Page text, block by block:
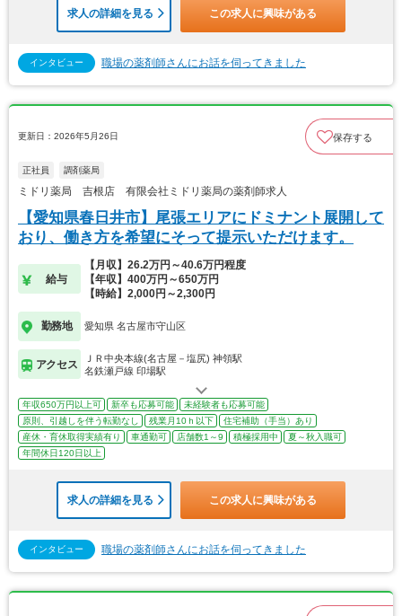
求人の詳細を見る この求人に興味がある
インタビュー 職場の薬剤師さんにお話を伺ってきました
更新日：2026年5月26日 保存する
正社員 調剤薬局
ミドリ薬局 吉根店 有限会社ミドリ薬局の薬剤師求人
【愛知県春日井市】尾張エリアにドミナント展開して
おり、働き方を希望にそって提示いただけます。
給与
【月収】26.2万円～40.6万円程度
【年収】400万円～650万円
【時給】2,000円～2,300円
勤務地 愛知県 名古屋市守山区
アクセス
ＪＲ中央本線(名古屋－塩尻) 神領駅
名鉄瀬戸線 印場駅
年収650万円以上可 新卒も応募可能
未経験者も応募可能
原則、引越しを伴う転勤なし
残業月10ｈ以下
住宅補助（手当）あり
産休・育休取得実績有り
車通勤可 店舗数1～9 積極採用中
夏～秋入職可
年間休日120日以上
求人の詳細を見る この求人に興味がある
インタビュー 職場の薬剤師さんにお話を伺ってきました